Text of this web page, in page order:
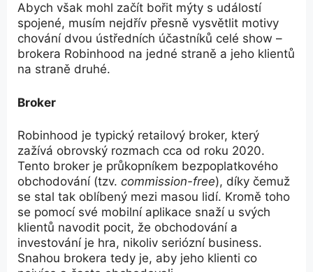
Abych však mohl začít bořit mýty s událostí
spojené, musím nejdřív přesně vysvětlit motivy
chování dvou ústředních účastníků celé show –
brokera Robinhood na jedné straně a jeho klientů
na straně druhé.
Broker
Robinhood je typický retailový broker, který
zažívá obrovský rozmach cca od roku 2020.
Tento broker je průkopníkem bezpoplatkového
obchodování (tzv. commission-free), díky čemuž
se stal tak oblíbený mezi masou lidí. Kromě toho
se pomocí své mobilní aplikace snaží u svých
klientů navodit pocit, že obchodování a
investování je hra, nikoliv seriózní business.
Snahou brokera tedy je, aby jeho klienti co